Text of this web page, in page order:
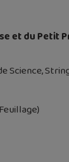
et du Petit
Science,